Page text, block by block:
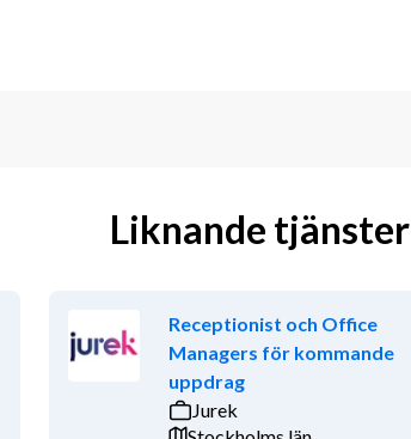
Liknande tjänster
Receptionist och Office
Managers för kommande
uppdrag
Jurek